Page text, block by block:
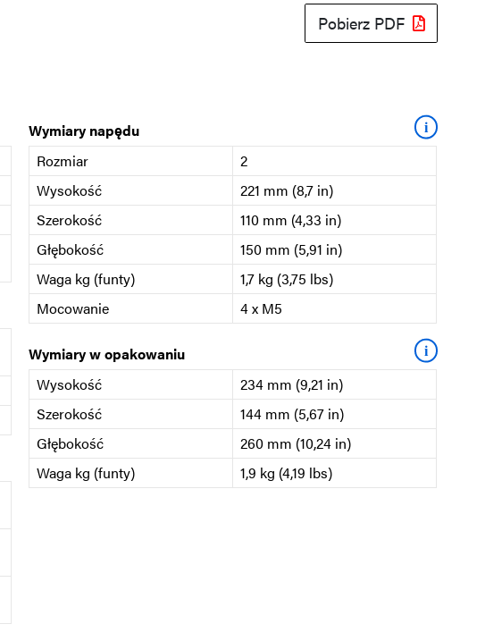
Pobierz PDF
Wymiary napędu i
Rozmiar
2
Wysokość
221 mm (8,7 in)
Szerokość
110 mm (4,33 in)
Głębokość
150 mm (5,91 in)
Waga kg (funty)
1,7 kg (3,75 lbs)
Mocowanie
4 x M5
Wymiary w opakowaniu i
Wysokość
234 mm (9,21 in)
Szerokość
144 mm (5,67 in)
Głębokość
260 mm (10,24 in)
Waga kg (funty)
1,9 kg (4,19 lbs)